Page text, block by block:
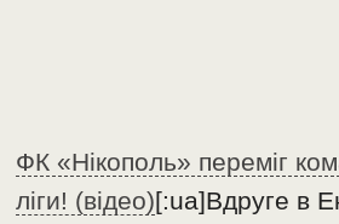
ФК «Нікополь» переміг
ліги! (відео)[:ua]Вдруге в